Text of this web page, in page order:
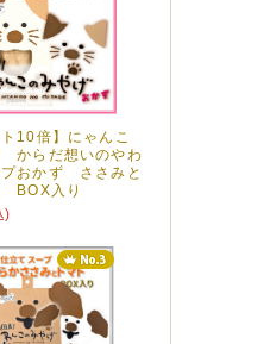
ト10倍】にゃんこ
からだ想いのやわ
プおかず ささみと
BOX入り
)